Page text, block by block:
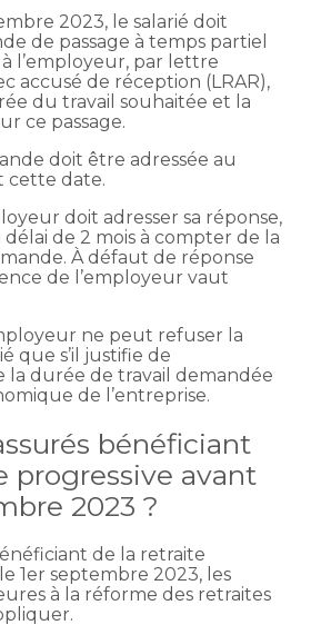
2023, le salarié doit
de passage à temps partiel
l’employeur, par lettre
accusé de réception (LRAR),
du travail souhaitée et la
ce passage.
doit être adressée au
cette date.
doit adresser sa réponse,
délai de 2 mois à compter de la
À défaut de réponse
de l’employeur vaut
ne peut refuser la
que s’il justifie de
la durée de travail demandée
de l’entreprise.
bénéficiant
progressive avant
2023 ?
de la retraite
1er septembre 2023, les
à la réforme des retraites